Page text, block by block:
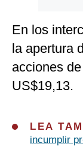
En los
la apertura
acciones
US$19,13.
LEA
incumplir